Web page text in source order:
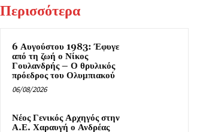
Περισσότερα
6 Αυγούστου 1983: Έφυγε
από τη ζωή ο Νίκος
Γουλανδρής – Ο θρυλικός
πρόεδρος του Ολυμπιακού
06/08/2026
Νέος Γενικός Αρχηγός στην
Α.Ε. Χαραυγή ο Ανδρέας